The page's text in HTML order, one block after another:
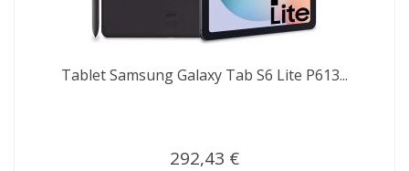
Tablet Samsung Galaxy Tab S6 Lite P613...
292,43 €